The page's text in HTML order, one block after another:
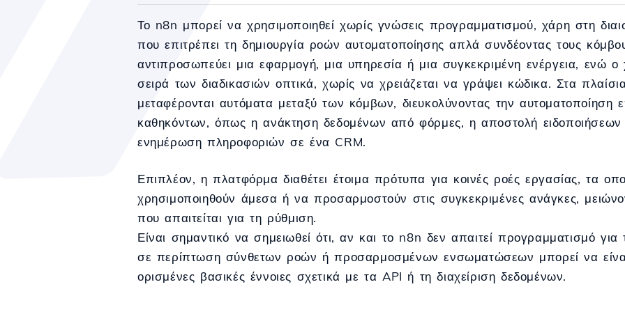
Το n8n μπορεί να χρησιμοποιηθεί χωρίς γνώσεις προγραμματισμού, χάρη στη
που επιτρέπει τη δημιουργία ροών αυτοματοποίησης απλά συνδέοντας τους
αντιπροσωπεύει μια εφαρμογή, μια υπηρεσία ή μια συγκεκριμένη ενέργεια, ενώ ο
σειρά των διαδικασιών οπτικά, χωρίς να χρειάζεται να γράψει κώδικα. Στα
μεταφέρονται αυτόματα μεταξύ των κόμβων, διευκολύνοντας την
καθηκόντων, όπως η ανάκτηση δεδομένων από φόρμες, η αποστολή
ενημέρωση πληροφοριών σε ένα CRM.
Επιπλέον, η πλατφόρμα διαθέτει έτοιμα πρότυπα για κοινές ροές εργασίας, τα
χρησιμοποιηθούν άμεσα ή να προσαρμοστούν στις συγκεκριμένες ανάγκες,
που απαιτείται για τη ρύθμιση.
Είναι σημαντικό να σημειωθεί ότι, αν και το n8n δεν απαιτεί προγραμματισμό για
σε περίπτωση σύνθετων ροών ή προσαρμοσμένων ενσωματώσεων μπορεί να
ορισμένες βασικές έννοιες σχετικά με τα API ή τη διαχείριση δεδομένων.